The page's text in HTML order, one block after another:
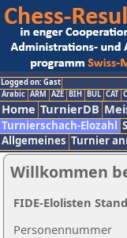
Logged on: Gast
Arabic ARM AZE BIH BUL CAT
Home TurnierDB
Turnierschach-Elozahl
Allgemeines Turnier
Willkommen
Personennummer
FIDE-Elolisten Stand